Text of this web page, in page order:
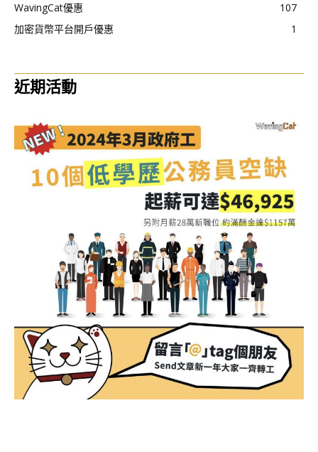
WavingCat優惠
107
加密貨幣平台開戶優惠
1
近期活動